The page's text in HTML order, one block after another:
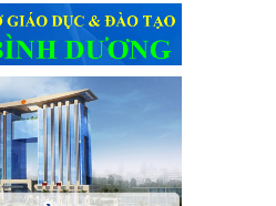
thống học sinh thị xã Bến
2024
thống học sinh thị xã Bến Cát